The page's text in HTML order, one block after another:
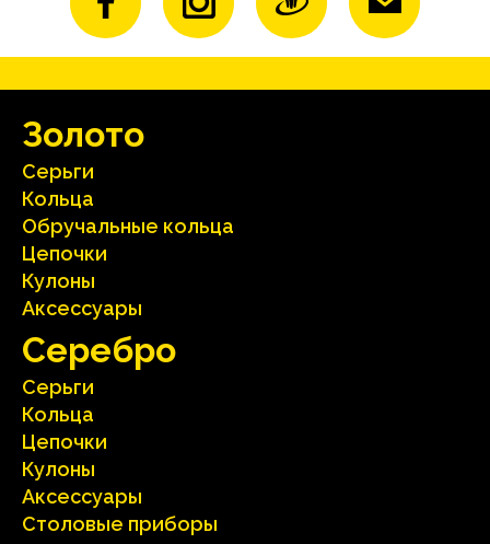
Зoлoтo
Серьги
Кольца
Oбручальные кольца
Цепочки
Кулоны
Аксесcуары
Серебрo
Серьги
Кольца
Цепочки
Кулоны
Аксесcуары
Столовые приборы